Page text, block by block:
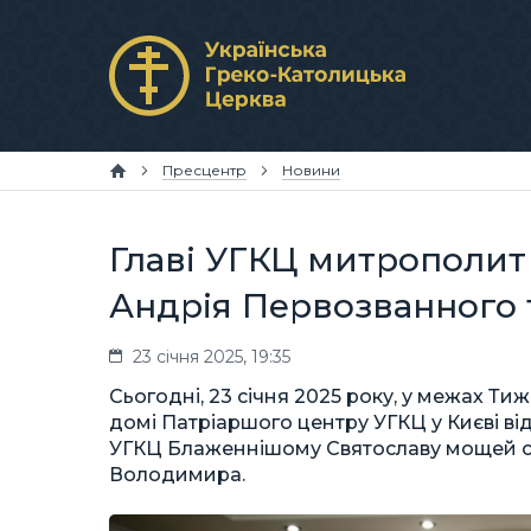
Пресцентр Новини
Главі УГКЦ
Андрія
23 січня 2025, 19:35
Сьогодні, 23 січня 2025 року, у межах
домі Патріаршого центру УГКЦ у Києві
УГКЦ Блаженнішому Святославу мощей
Володимира.